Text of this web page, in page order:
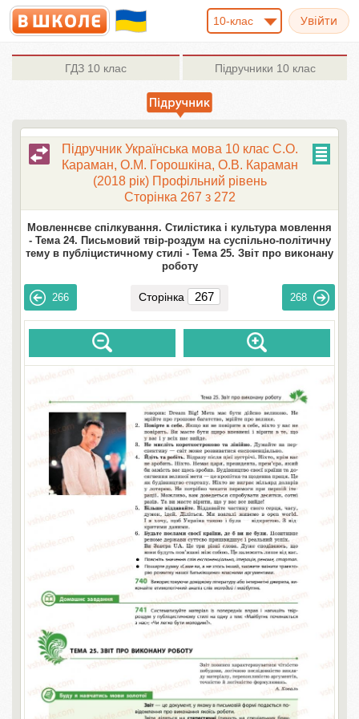
10-клас
ГДЗ 10 клас Підручники 10 клас
Підручник Українська мова 10 клас С.О.
Караман, О.М. Горошкіна, О.В. Караман
(2018 рік) Профільний рівень
Сторінка 267 з 272
Мовленнєве спілкування. Стилістика і культура мовлення
- Тема 24. Письмовий твір-роздум на суспільно-політичну
тему в публіцистичному стилі - Тема 25. Звіт про виконану
роботу
266 Сторінка 268